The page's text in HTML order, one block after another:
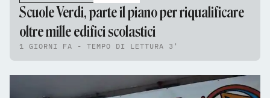
Scuole Verdi, parte il piano per riqualificare
oltre mille edifici scolastici
1 GIORNI FA - TEMPO DI LETTURA 3'